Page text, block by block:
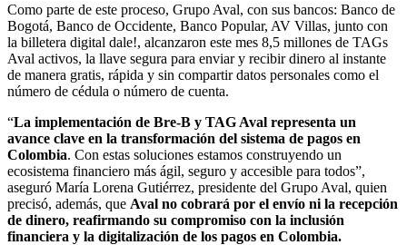
Como parte de este proceso, Grupo Aval, con sus bancos: Banco de
Bogotá, Banco de Occidente, Banco Popular, AV Villas, junto con
la billetera digital dale!, alcanzaron este mes 8,5 millones de TAGs
Aval activos, la llave segura para enviar y recibir dinero al instante
de manera gratis, rápida y sin compartir datos personales como el
número de cédula o número de cuenta.
“La implementación de Bre-B y TAG Aval representa un
avance clave en la transformación del sistema de pagos en
Colombia. Con estas soluciones estamos construyendo un
ecosistema financiero más ágil, seguro y accesible para todos”,
aseguró María Lorena Gutiérrez, presidente del Grupo Aval, quien
precisó, además, que Aval no cobrará por el envío ni la recepción
de dinero, reafirmando su compromiso con la inclusión
financiera y la digitalización de los pagos en Colombia.